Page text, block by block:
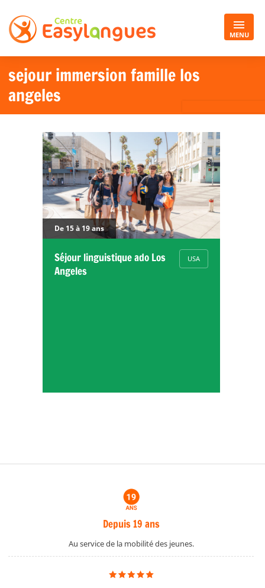
MENU
sejour immersion famille los
angeles
De 15 à 19 ans
Séjour linguistique ado Los
Angeles
USA
Depuis 19 ans
Au service de la mobilité des jeunes.